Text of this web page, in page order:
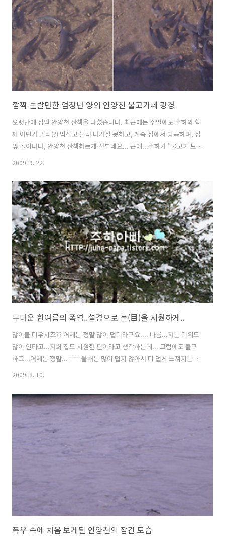
름을 알지 못하지만, 특이하게 생긴 꽃이 예쁘게 피어있군요.... 혹시, 이
꽃의 이름을 아시는분 계시나요? 강아지..
깜짝 놀랄만한 엄청난 양의 안양천 물고기떼 광경
오랫만에 집앞 안양천 산책을 나섰습니다. 최근에는 주말에도 주하와 함
께 어딘가 멀리(?) 맘잡고 놀러 나가질 못하고, 계속 집에서 방콕하며, 집
앞 놀이터나, 안양천 산책하는게 전부네요... 근데...주하가 "물고기 보러
가자!" 하는군요.... 저는 '무슨 물고기?' 하는 표정으로 주하 엄마를 쳐다
평소, 주중에 주하와 안양천 산책을 자주하는데, 특이하게...저쪽편에 있
는 다리 밑에만 엄청 큰 물고기들이 굉장히 많다고 하더군요... 그래서...
물고기를 보러, 다리 향했습니다.... 다리에 도착하여, 다리 밑의 안양천
을 바라보았더니....오~~~ 장난 아니네요~~ 정말 물고기들이 엄청 많습
니다... 큰 물고기들부터...새끼로 보이는 ..
2009. 9. 22.
무더운 한여름의 폭염..설경으로 눈(目)을 시원하게..
많이들 더우시죠?? 어제는 정말 많이 덥더라구요.... 나름...저는 더위도
많이 안타고...저희 집도 시원한 편이라고 생각하는데... 그럼에도 불구
하고...어제는 정말...ㅜㅜ 올해는 많이 덥지 않아서 더 덥게 느껴지는 걸
까요? 어쨌거나...오늘도 많이 덥다는군요...폭염주의보라나요... 전...이
요...ㅎㅎ... 무더운 여름...눈(目)이라도 시원하시라고... 지난 겨울..눈
(雪) 내린 거리 풍경을 찍었던 설경 사진을 몇 장 올려봅니다...^^ 모두
들...더위 먹지 마시고.. 건강들 조심하시길 바랍니다...^^ 안양 평촌에
있는 학운공원의 모습입니다... 안양천과 이어지는 학의천인데요...눈에
덥혀 길이 잘 안보이는군요~~ 여기는..
2009. 8. 10.
폭우 속에 처음 보게된 안양천의 잠긴 모습